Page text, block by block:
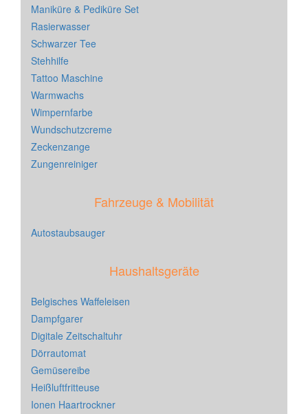
Maniküre & Pediküre Set
Rasierwasser
Schwarzer Tee
Stehhilfe
Tattoo Maschine
Warmwachs
Wimpernfarbe
Wundschutzcreme
Zeckenzange
Zungenreiniger
Fahrzeuge & Mobilität
Autostaubsauger
Haushaltsgeräte
Belgisches Waffeleisen
Dampfgarer
Digitale Zeitschaltuhr
Dörrautomat
Gemüsereibe
Heißluftfritteuse
Ionen Haartrockner